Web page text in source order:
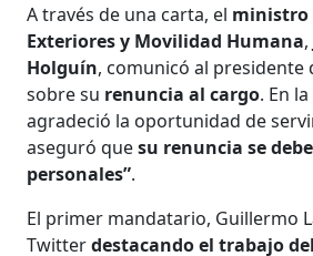
A través de una carta, el ministro
Exteriores y Movilidad Humana,
Holguín, comunicó al presidente
sobre su renuncia al cargo. En
agradeció la oportunidad de
aseguró quesu renuncia se
personales”.
El primer mandatario, Guillermo
Twitterdestacando el trabajo